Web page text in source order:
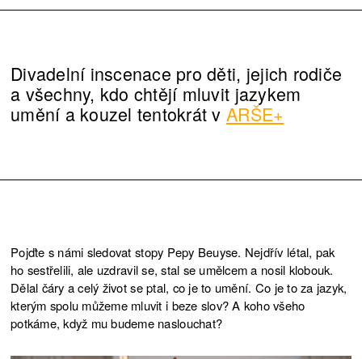
Divadelní inscenace pro děti, jejich rodiče
a všechny, kdo chtějí mluvit jazykem
umění a kouzel tentokrát vARŠE+
Pojďte s námi sledovat stopy Pepy Beuyse. Nejdřív létal, pak
ho sestřelili, ale uzdravil se, stal se umělcem a nosil klobouk.
Dělal čáry a celý život se ptal, co je to umění. Co je to za jazyk,
kterým spolu můžeme mluvit i beze slov? A koho všeho
potkáme, když mu budeme naslouchat?